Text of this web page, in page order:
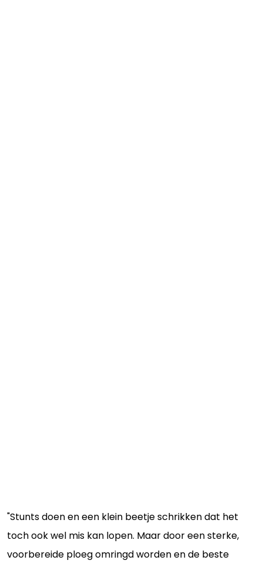
"Stunts doen en een klein beetje schrikken dat het
toch ook wel mis kan lopen. Maar door een sterke,
voorbereide ploeg omringd worden en de beste